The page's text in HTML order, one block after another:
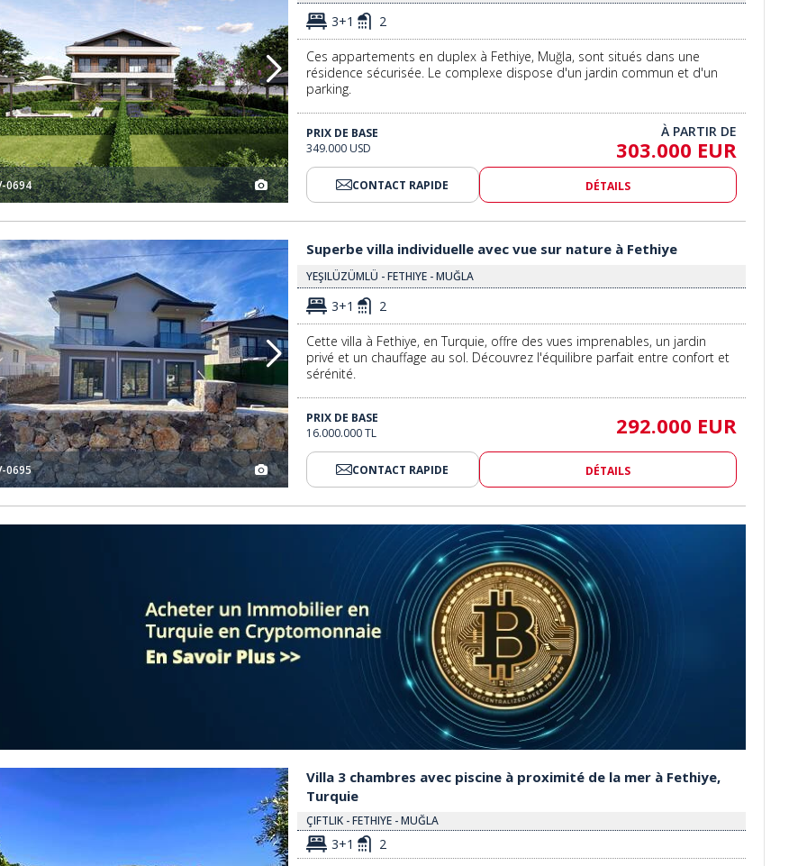
0694
3+1 2
Ces appartements en duplex à Fethiye, Muğla, sont situés dans une
résidence sécurisée. Le complexe dispose d'un jardin commun et d'un
parking.
PRIX DE BASE
349.000 USD
À PARTIR DE
303.000 EUR
CONTACT RAPIDE DÉTAILS
Superbe Villa Individuelle Avec Vue Sur Nature À Fethiye 3
0695
Superbe villa individuelle avec vue sur nature à Fethiye
YEŞILÜZÜMLÜ - FETHIYE - MUĞLA
3+1 2
Cette villa à Fethiye, en Turquie, offre des vues imprenables, un jardin
privé et un chauffage au sol. Découvrez l'équilibre parfait entre confort et
sérénité.
PRIX DE BASE
16.000.000 TL
292.000 EUR
CONTACT RAPIDE DÉTAILS
Villa 3 Chambres Avec Piscine À Proximité De La Mer À Fethiye, Turquie 3Villa 3 chambres avec piscine à proximité de la mer à Fethiye,
Turquie
ÇIFTLIK - FETHIYE - MUĞLA
3+1
2